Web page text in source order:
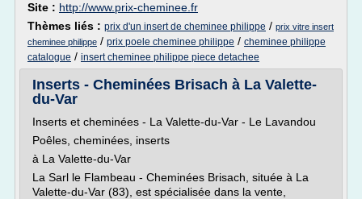
Site : http://www.prix-cheminee.fr
Thèmes liés : prix d'un insert de cheminee philippe / prix vitre insert
cheminee philippe / prix poele cheminee philippe / cheminee philippe
catalogue / insert cheminee philippe piece detachee
Inserts - Cheminées Brisach à La Valette-
du-Var
Inserts et cheminées - La Valette-du-Var - Le Lavandou
Poêles, cheminées, inserts
à La Valette-du-Var
La Sarl le Flambeau - Cheminées Brisach, située à La
Valette-du-Var (83), est spécialisée dans la vente,